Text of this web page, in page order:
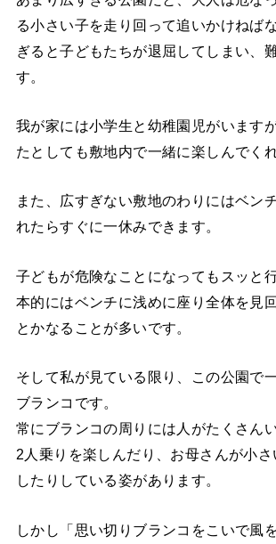
る小さい子を走り回って追いかけねば
ぎると子どもたちが退屈してしまい、
す。
我が家には小学生と幼稚園児がいます
たとしても敷地内で一緒に楽しんでくれ
また、広すぎない敷地のわりにはベン
れたらすぐに一休みできます。
子どもが危険なことになってもスッと
本的にはベンチに浅めに座り全体を見
とかなることが多いです。
そして私が見ている限り、この公園で
ブランコです。
常にブランコの周りには人がたくさん
2人乗りを楽しんだり、お母さんが小
したりしている姿があります。
しかし「思い切りブランコをこいで風